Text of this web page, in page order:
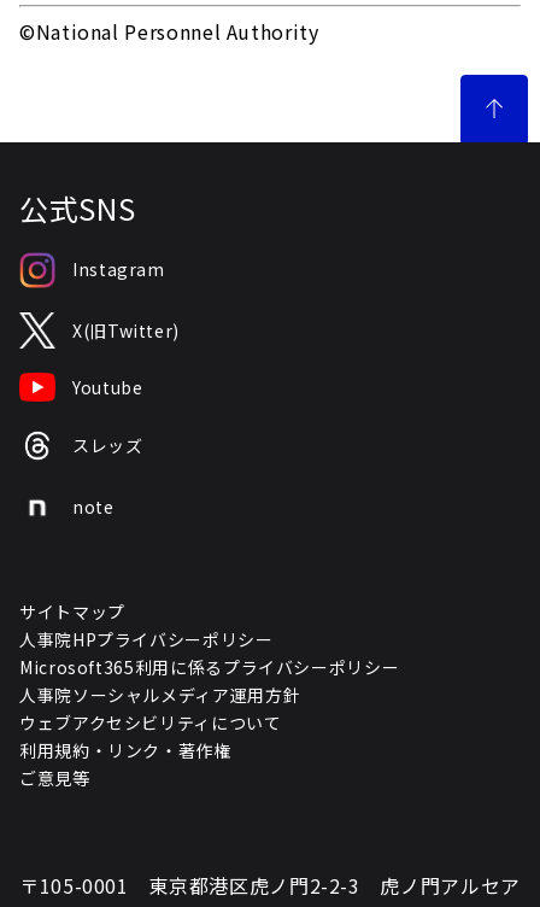
©National Personnel Authority
公式SNS
Instagram
X(旧Twitter)
Youtube
スレッズ
note
サイトマップ
人事院HPプライバシーポリシー
Microsoft365利用に係るプライバシーポリシー
人事院ソーシャルメディア運用方針
ウェブアクセシビリティについて
利用規約・リンク・著作権
ご意見等
〒105-0001 東京都港区虎ノ門2-2-3 虎ノ門アルセア